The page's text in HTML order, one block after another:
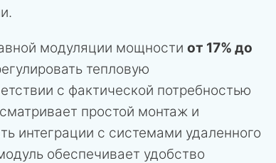
модуляции мощности от 17% до
тепловую
с фактической потребностью
простой монтаж и
интеграции с системами удаленного
обеспечивает удобство